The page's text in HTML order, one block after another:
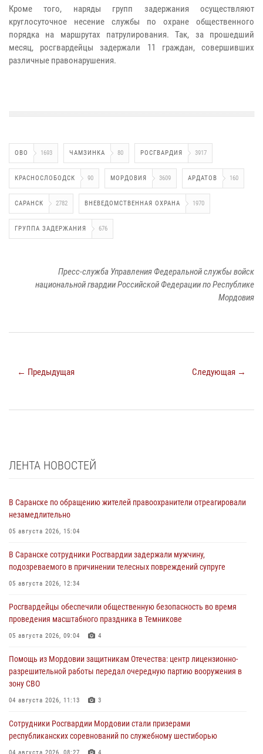
Кроме того, наряды групп задержания осуществляют
круглосуточное несение службы по охране общественного
порядка на маршрутах патрулирования. Так, за прошедший
месяц, росгвардейцы задержали 11 граждан, совершивших
различные правонарушения.
ОВО 1693 ЧАМЗИНКА 80 РОСГВАРДИЯ 3917
КРАСНОСЛОБОДСК 90 МОРДОВИЯ 3609 АРДАТОВ 160
САРАНСК 2782 ВНЕВЕДОМСТВЕННАЯ ОХРАНА 1970
ГРУППА ЗАДЕРЖАНИЯ 676
Пресс-служба Управления Федеральной службы войск
национальной гвардии Российской Федерации по Республике
Мордовия
← Предыдущая Следующая →
ЛЕНТА НОВОСТЕЙ
В Саранске по обращению жителей правоохранители отреагировали
незамедлительно
05 августа 2026, 15:04
В Саранске сотрудники Росгвардии задержали мужчину,
подозреваемого в причинении телесных повреждений супруге
05 августа 2026, 12:34
Росгвардейцы обеспечили общественную безопасность во время
проведения масштабного праздника в Темникове
05 августа 2026, 09:04 4
Помощь из Мордовии защитникам Отечества: центр лицензионно-
разрешительной работы передал очередную партию вооружения в
зону СВО
04 августа 2026, 11:13 3
Сотрудники Росгвардии Мордовии стали призерами
республиканских соревнований по служебному шестиборью
04 августа 2026, 08:27 4